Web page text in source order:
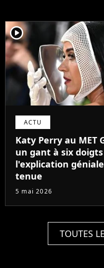
player2
ACTU
Katy Perry au MET
un gant à six doigts
l'explication
tenue
5 mai 2026
TOUTES